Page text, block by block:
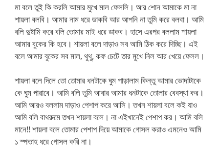
মা বলে তুই কি করলি আমার মুখে মাল ফেললি। আর শোন আমাকে মা না
শায়লা বলবি। আমার নাম ধরে ডাকবি আর আপনি না তুমি করে বলবা। আমি
বলি দুষ্টামি করে বলি তোমার মাই ধরে ডাকব। হাসে এরপর বললাম শায়লা
আমার বুকের কি হবে। শায়লা বলে দাড়াও সব আমি ঠিক করে দিচ্ছি। এই
বলে আমার বুকের সব মাল, থুথু, কফ চেটে তার মুখে নিল আর খেয়ে ফেলল।
শায়লা বলে দিলে তো তোমার ধনটাকে ঘুম পাড়ালাম কিন্তু আমার ভোদাটাকে
কে ঘুম পারাবে। আমি বলি তুমি আবার আমার ধনটাকে তোলার বেবস্থা কর।
আমি আরও বললাম দাড়াও পেশাপ করে আসি। তখন শায়লা বলে কই যাও
আমি বলি বাথরুমে তখন শায়লা বলে। না এইখানেই পেশাপ কর। আমি বলি
মানে!! শায়লা বলে তোমার পেশাপ দিয়ে আমাকে গোসল করাও এমনেও আমি
১ স্পতাহ ধরে গোসল করি না।